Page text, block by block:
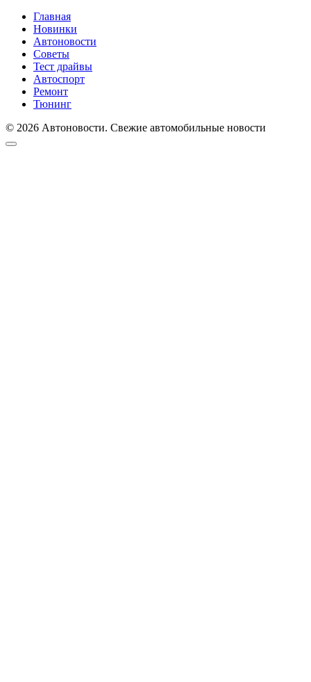
Главная
Новинки
Автоновости
Советы
Тест драйвы
Автоспорт
Ремонт
Тюнинг
© 2026 Автоновости. Свежие автомобильные новости